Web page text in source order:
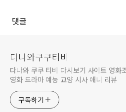
댓글
다나와쿠쿠티비
다나와 쿠쿠 티비 다시보기 사이트 영화
영화 드라마 예능 교양 시사 애니 리뷰
구독하기